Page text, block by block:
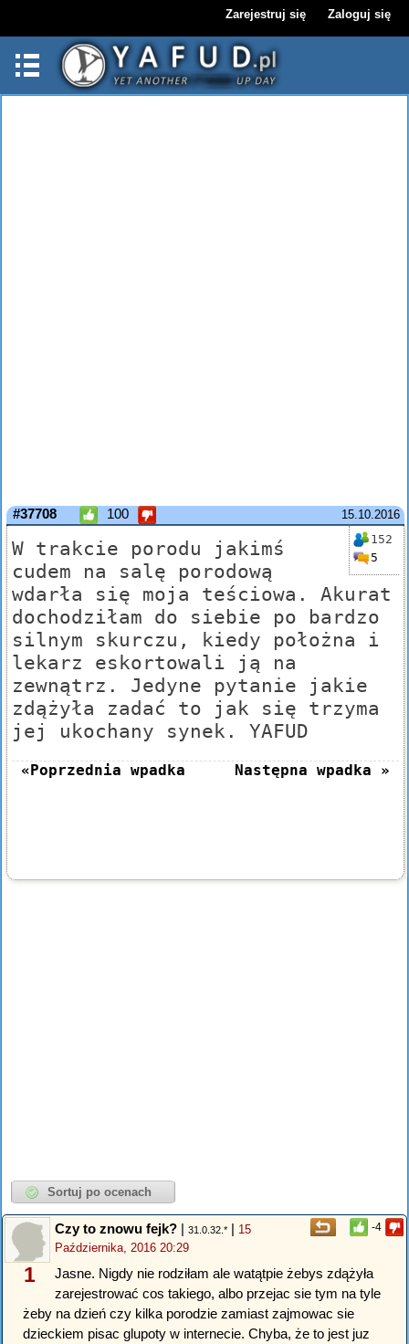
Zarejestruj się Zaloguj się
15.10.2016
#37708 100
152
5
W trakcie porodu jakimś
cudem na salę porodową
wdarła się moja teściowa. Akurat
dochodziłam do siebie po bardzo
silnym skurczu, kiedy położna i
lekarz eskortowali ją na
zewnątrz. Jedyne pytanie jakie
zdążyła zadać to jak się trzyma
jej ukochany synek. YAFUD
«Poprzednia wpadka Następna wpadka »
-4
1
Czy to znowu fejk? | 31.0.32.* | 15
Października, 2016 20:29
Jasne. Nigdy nie rodziłam ale watątpie żebys zdążyła
zarejestrować cos takiego, albo przejac sie tym na tyle
żeby na dzień czy kilka porodzie zamiast zajmowac sie
dzieckiem pisac glupoty w internecie. Chyba, że to jest juz